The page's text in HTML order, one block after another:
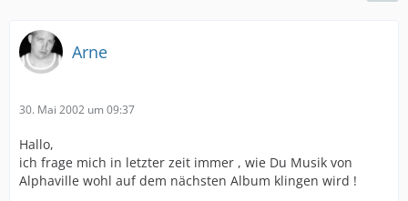
Arne
30. Mai 2002 um 09:37
Hallo,
ich frage mich in letzter zeit immer , wie Du Musik von
Alphaville wohl auf dem nächsten Album klingen wird !